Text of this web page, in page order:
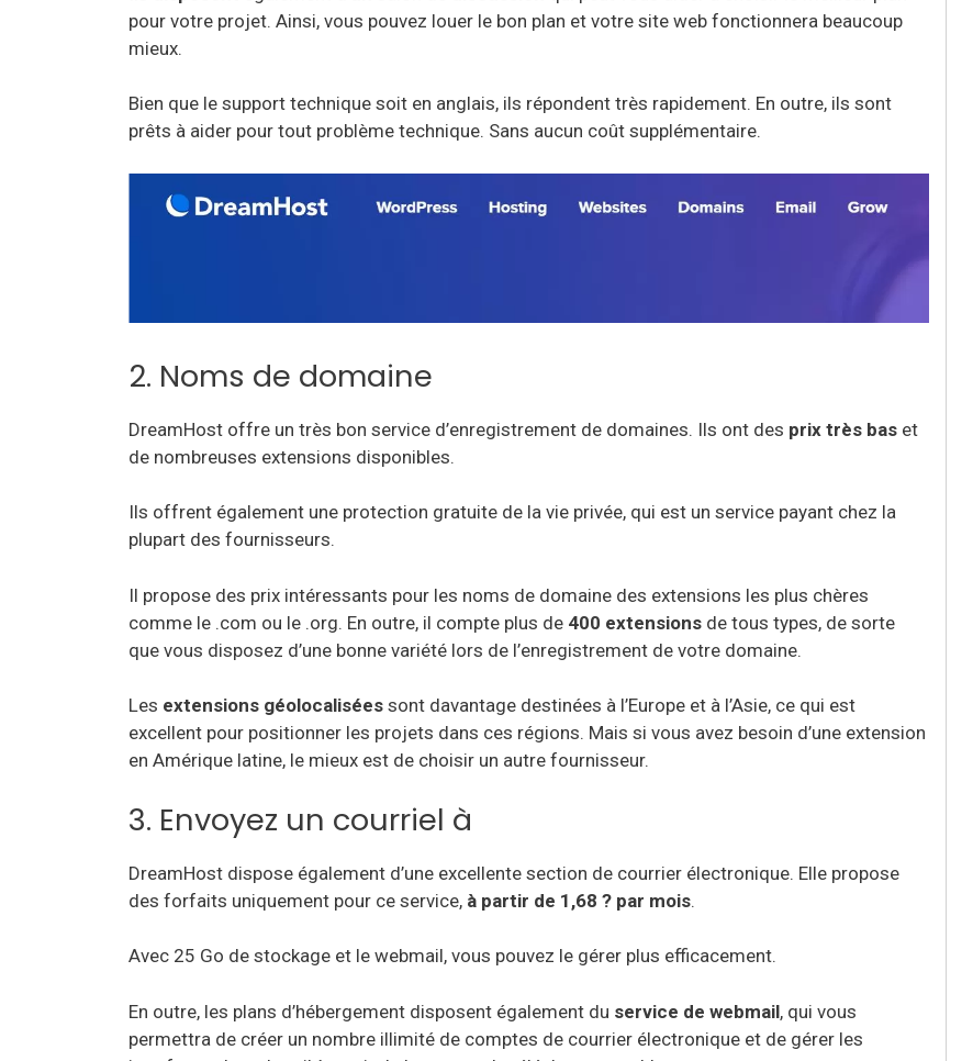
pour votre projet. Ainsi, vous pouvez louer le bon plan et votre site web fonctionnera beaucoup
mieux.
Bien que le support technique soit en anglais, ils répondent très rapidement. En outre, ils sont
prêts à aider pour tout problème technique. Sans aucun coût supplémentaire.
2. Noms de domaine
DreamHost offre un très bon service d’enregistrement de domaines. Ils ont des prix très bas et
de nombreuses extensions disponibles.
Ils offrent également une protection gratuite de la vie privée, qui est un service payant chez la
plupart des fournisseurs.
Il propose des prix intéressants pour les noms de domaine des extensions les plus chères
comme le .com ou le .org. En outre, il compte plus de 400 extensions de tous types, de sorte
que vous disposez d’une bonne variété lors de l’enregistrement de votre domaine.
Les extensions géolocalisées sont davantage destinées à l’Europe et à l’Asie, ce qui est
excellent pour positionner les projets dans ces régions. Mais si vous avez besoin d’une extension
en Amérique latine, le mieux est de choisir un autre fournisseur.
3. Envoyez un courriel à
DreamHost dispose également d’une excellente section de courrier électronique. Elle propose
des forfaits uniquement pour ce service, à partir de 1,68 ? par mois.
Avec 25 Go de stockage et le webmail, vous pouvez le gérer plus efficacement.
En outre, les plans d’hébergement disposent également du service de webmail, qui vous
permettra de créer un nombre illimité de comptes de courrier électronique et de gérer les